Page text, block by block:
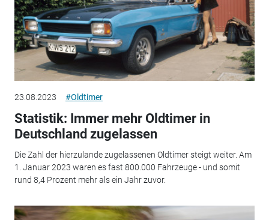
23.08.2023 #Oldtimer
Statistik: Immer mehr Oldtimer in
Deutschland zugelassen
Die Zahl der hierzulande zugelassenen Oldtimer steigt weiter. Am
1. Januar 2023 waren es fast 800.000 Fahrzeuge - und somit
rund 8,4 Prozent mehr als ein Jahr zuvor.